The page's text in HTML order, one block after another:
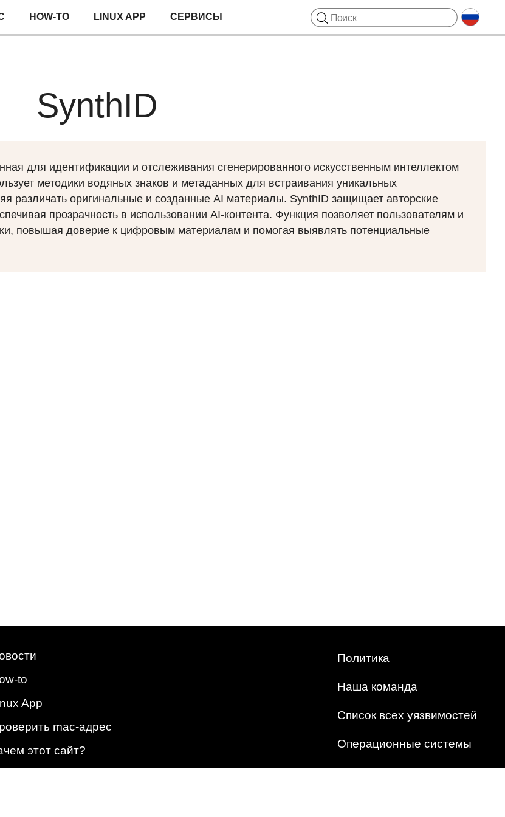
HOW-TO LINUX APP СЕРВИСЫ
SynthID
для идентификации и отслеживания сгенерированного искусственным интеллектом
методики водяных знаков и метаданных для встраивания уникальных
различать оригинальные и созданные AI материалы. SynthID защищает авторские
прозрачность в использовании AI-контента. Функция позволяет пользователям и
повышая доверие к цифровым материалам и помогая выявлять потенциальные
to
App
mac-адрес
этот сайт?
Политика
Наша команда
Список всех уязвимостей
Операционные системы